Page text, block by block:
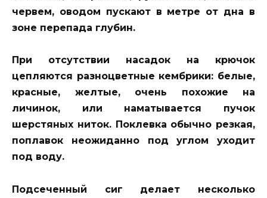
червем, оводом пускают в метре от дна в
зоне перепада глубин.
При отсутствии насадок на крючок
цепляются разноцветные кембрики: белые,
красные, желтые, очень похожие на
личинок, или наматывается пучок
шерстяных ниток. Поклевка обычно резкая,
поплавок неожиданно под углом уходит
под воду.
Подсеченный сиг делает несколько